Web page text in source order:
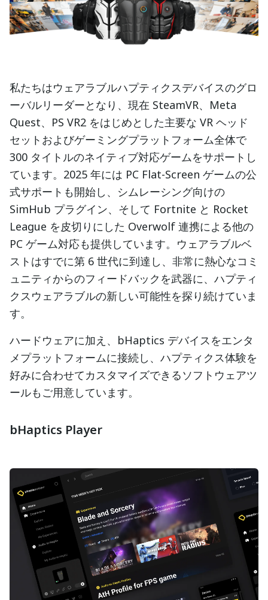
私たちはウェアラブルハプティクスデバイスのグロ
ーバルリーダーとなり、現在 SteamVR、Meta
Quest、PS VR2 をはじめとした主要な VR ヘッド
セットおよびゲーミングプラットフォーム全体で
300 タイトルのネイティブ対応ゲームをサポートし
ています。2025 年には PC Flat-Screen ゲームの公
式サポートも開始し、シムレーシング向けの
SimHub プラグイン、そして Fortnite と Rocket
League を皮切りにした Overwolf 連携による他の
PC ゲーム対応も提供しています。ウェアラブルベ
ストはすでに第 6 世代に到達し、非常に熱心なコミ
ュニティからのフィードバックを武器に、ハプティ
クスウェアラブルの新しい可能性を探り続けていま
す。
ハードウェアに加え、bHaptics デバイスをエンタ
メプラットフォームに接続し、ハプティクス体験を
好みに合わせてカスタマイズできるソフトウェアツ
ールもご用意しています。
bHaptics Player